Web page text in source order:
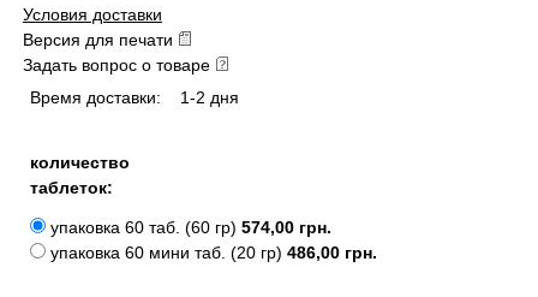
Условия доставки
Версия для печати
Задать вопрос о товаре
Время доставки:
1-2 дня
количество
таблеток:
упаковка 60 таб. (60 гр) 574,00 грн.
упаковка 60 мини таб. (20 гр) 486,00 грн.